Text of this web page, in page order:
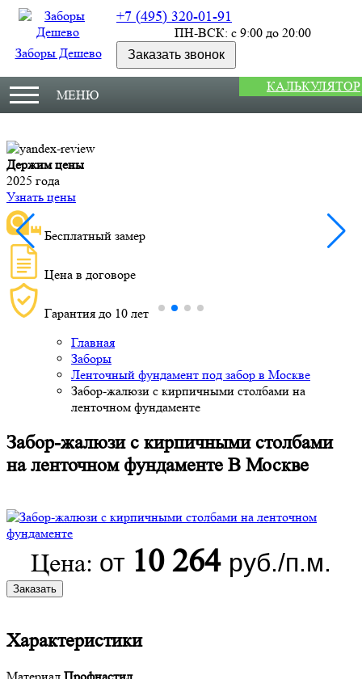
Заборы Дешево
+7 (495) 320-01-91
ПН-ВСК: с 9:00 до 20:00
Заказать звонок
МЕНЮ
КАЛЬКУЛЯТОР
Держим цены
2025 года
Узнать цены
Бесплатный замер
Цена в договоре
Гарантия до 10 лет
Главная
Заборы
Ленточный фундамент под забор в Москве
Забор-жалюзи с кирпичными столбами на
ленточном фундаменте
Забор-жалюзи с кирпичными столбами
на ленточном фундаменте В Москве
Цена: от 10 264 руб./п.м.
Заказать
Характеристики
Материал Профнастил